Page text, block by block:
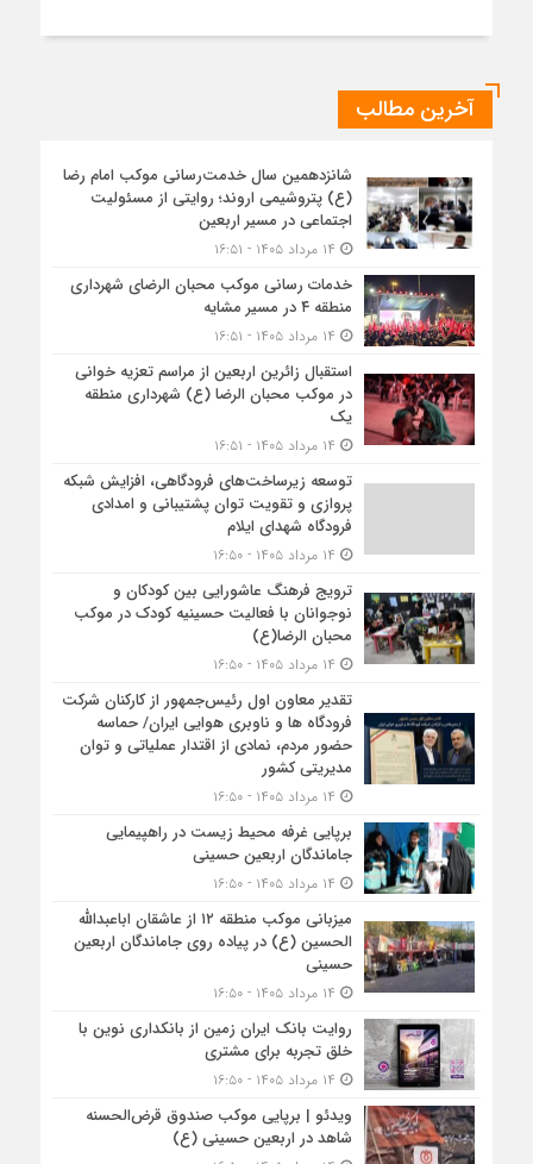
آخرین مطالب
شانزدهمین سال خدمت‌رسانی موکب امام رضا
(ع) پتروشیمی اروند؛ روایتی از مسئولیت
اجتماعی در مسیر اربعین
خدمات رسانی موکب محبان الرضای شهرداری
منطقه ۴ در مسیر مشایه
استقبال زائرین اربعین از مراسم تعزیه خوانی
در موکب محبان الرضا (ع) شهرداری منطقه
یک
توسعه زیرساخت‌های فرودگاهی، افزایش شبکه
پروازی و تقویت توان پشتیبانی و امدادی
فرودگاه شهدای ایلام
ترویج فرهنگ عاشورایی بین کودکان و
نوجوانان با فعالیت حسینیه کودک در موکب
محبان الرضا(ع)
تقدیر معاون اول رئیس‌جمهور از کارکنان شرکت
فرودگاه ها و ناوبری هوایی ایران/ حماسه
حضور مردم، نمادی از اقتدار عملیاتی و توان
مدیریتی کشور
برپایی غرفه محیط زیست در راهپیمایی
جاماندگان اربعین حسینی
میزبانی موکب منطقه ۱۲ از عاشقان اباعبدالله
الحسین (ع) در پیاده روی جاماندگان اربعین
حسینی
روایت بانک ایران زمین از بانکداری نوین با
خلق تجربه برای مشتری
ویدئو | برپایی موکب صندوق قرض‌الحسنه
شاهد در اربعین حسینی (ع)